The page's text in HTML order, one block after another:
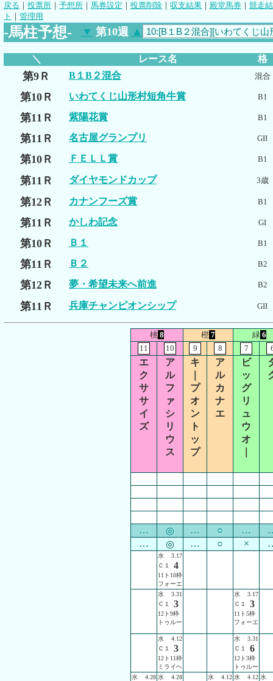
戻る ｜ 投票所 ｜ 予想所 ｜ 馬券設定 ｜ 投票削除 ｜ 収支結果 ｜ 殿堂馬券 ｜ 競走
ト ｜ 管理用
-馬柱予想- ▼ 第10週 ▲
＼ レース名 格
第9Ｒ B１B２混合 混合
第10Ｒ いわてくじ山形村短角牛賞 B1
第11Ｒ 紫陽花賞 B1
第11Ｒ 名古屋グランプリ GII
第10Ｒ ＦＥＬＬ賞 B1
第11Ｒ ダイヤモンドカップ 3歳
第12Ｒ カナンフーズ賞 B1
第11Ｒ かしわ記念 GI
第10Ｒ Ｂ１ B1
第11Ｒ Ｂ２ B2
第12Ｒ 夢・希望未来へ前進 B2
第11Ｒ 兵庫チャンピオンシップ GII
桃 8 橙 7 緑 6
11
10 9 8 7
エ
ク
サ
サ
イ
ズ
ア
ル
フ
ァ
シ
リ
ウ
ス
キ
プ
オ
ン
ト
ッ
プ
ア
ル
カ
ナ
エ
ビ
ッ
グ
リ
ュ
ウ
オ
… ◎ … ○ …
…
◎ … ○ ×
水
3.17
Ｃ１
4
11ト10枠
フォーエ
水
3.31
Ｃ１
3
12ト9枠
トゥルー
水
3.17
Ｃ１
3
11ト5枠
フォーエ
水
4.12
Ｃ１
3
12ト11枠
ミライヘ
水
3.31
Ｃ１
6
12ト3枠
トゥルー
水
4.28 水
4.28
水
4.12 水
4.12 水